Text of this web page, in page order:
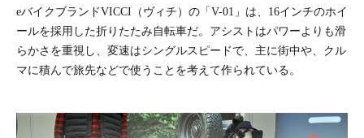
eバイクブランドVICCI（ヴィチ）の「V-01」は、16インチのホイ
ールを採用した折りたたみ自転車だ。アシストはパワーよりも滑
らかさを重視し、変速はシングルスピードで、主に街中や、クル
マに積んで旅先などで使うことを考えて作られている。